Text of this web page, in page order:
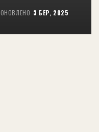
ОНОВЛЕНО 3 БЕР, 2025